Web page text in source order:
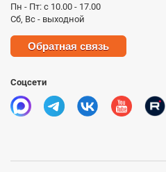
Пн - Пт: с 10.00 - 17.00
Сб, Вс - выходной
Обратная связь
Соцсети